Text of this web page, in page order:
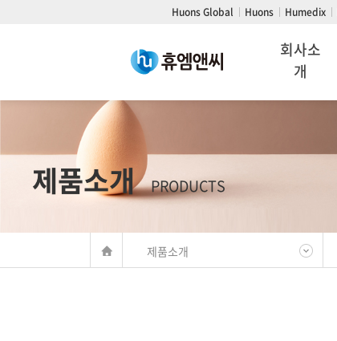
Huons Global Huons Humedix
회사소
개
회사개요
CI
제품소개 PRODUCTS
제품소개